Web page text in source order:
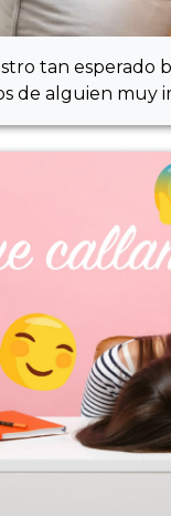
tan esperado
de alguien muy